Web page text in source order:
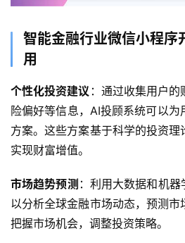
智能金融行业微信小程序
用
个性化投资建议 ：通过收集用户
险偏好等信息，AI投顾系统可以
方案。这些方案基于科学的投资理
实现财富增值。
市场趋势预测 ：利用大数据和机
以分析全球金融市场动态，预测
把握市场机会，调整投资策略。